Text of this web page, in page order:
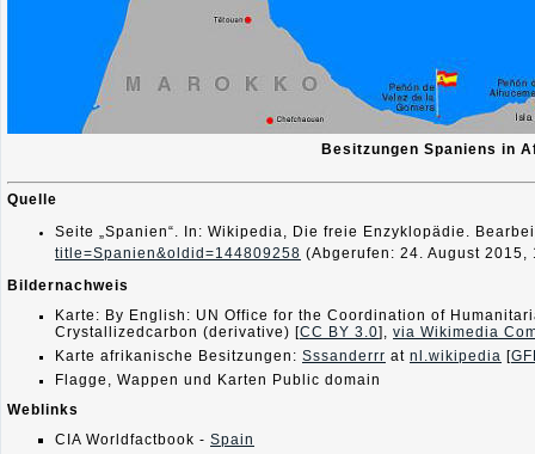
Besitzungen Spaniens in
Quelle
Seite „Spanien“. In: Wikipedia, Die freie Enzyklopädie.
title=Spanien&oldid=144809258 (Abgerufen: 24. August 2015,
Bildernachweis
Karte: By English: UN Office for the Coordination of
Crystallizedcarbon (derivative) [CC BY 3.0], via Wikimedia
Karte afrikanische Besitzungen: Sssanderrr at nl.wikipedia [
Flagge, Wappen und Karten Public domain
Weblinks
CIA Worldfactbook - Spain